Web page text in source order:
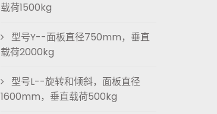
载荷1500kg
型号Y--面板直径750mm，垂直
载荷2000kg
型号L--旋转和倾斜，面板直径
1600mm，垂直载荷500kg